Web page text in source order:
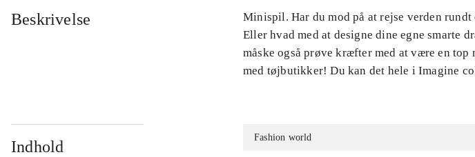
Beskrivelse
Minispil. Har du mod på at rejse verden rundt
Eller hvad med at designe dine egne smarte
måske også prøve kræfter med at være en
med tøjbutikker! Du kan det hele i Imagine
Indhold
Fashion world